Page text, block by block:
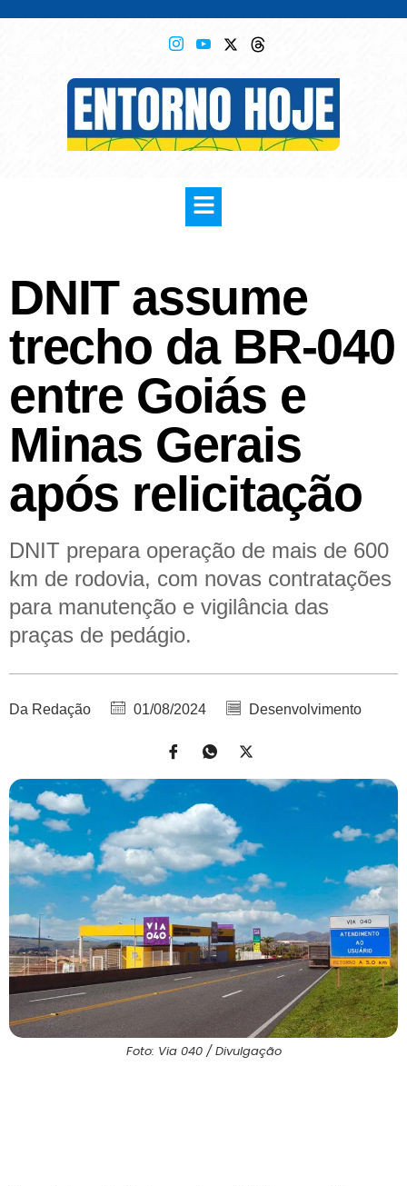
DNIT assume
trecho da BR-040
entre Goiás e
Minas Gerais
após relicitação
DNIT prepara operação de mais de 600
km de rodovia, com novas contratações
para manutenção e vigilância das
praças de pedágio.
Da Redação 01/08/2024 Desenvolvimento
Foto: Via 040 / Divulgação